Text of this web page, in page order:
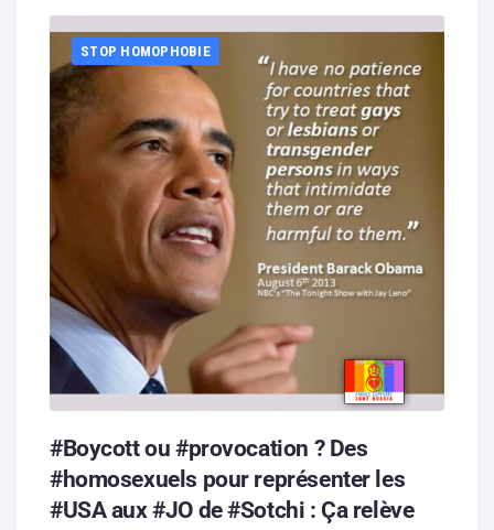
STOP HOMOPHOBIE
#Boycott ou #provocation ? Des
#homosexuels pour représenter les
#USA aux #JO de #Sotchi : Ça relève